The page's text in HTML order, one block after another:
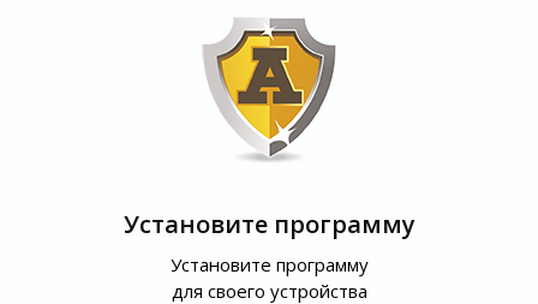
Установите программу
Установите программу
для своего устройства